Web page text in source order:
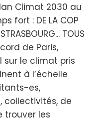
Climat 2030 au
fort : DE LA COP
TOUS
de Paris,
sur le climat pris
à l’échelle
es,
collectivités, de
trouver les